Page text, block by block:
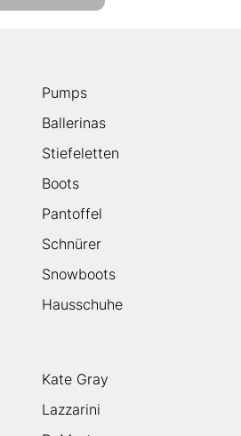
Pumps
Ballerinas
Stiefeletten
Boots
Pantoffel
Schnürer
Snowboots
Hausschuhe
Kate Gray
Lazzarini